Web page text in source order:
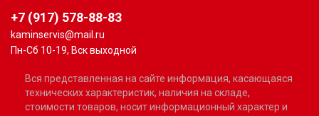
+7 (917) 578-88-83
kaminservis@mail.ru
Пн-Сб 10-19, Вск выходной
Вся представленная на сайте информация, касающаяся
технических характеристик, наличия на складе,
стоимости товаров, носит информационный характер и